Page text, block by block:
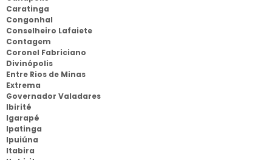
Caratinga
Congonhal
Conselheiro Lafaiete
Contagem
Coronel Fabriciano
Divinópolis
Entre Rios de Minas
Extrema
Governador Valadares
Ibirité
Igarapé
Ipatinga
Ipuiúna
Itabira